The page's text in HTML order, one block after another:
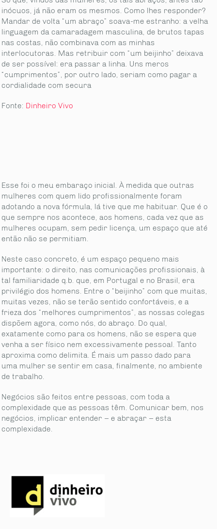
inócuos, já não eram os mesmos. Como lhes responder?
Mandar de volta “um abraço” soava-me estranho: a velha
linguagem da camaradagem masculina, de brutos tapas
nas costas, não combinava com as minhas
interlocutoras. Mas retribuir com “um beijinho” deixava
de ser possível: era passar a linha. Uns meros
“cumprimentos”, por outro lado, seriam como pagar a
cordialidade com secura
Fonte: Dinheiro Vivo
Esse foi o meu embaraço inicial. À medida que outras
mulheres com quem lido profissionalmente foram
adotando a nova fórmula, lá tive que me habituar. Que é o
que sempre nos acontece, aos homens, cada vez que as
mulheres ocupam, sem pedir licença, um espaço que até
então não se permitiam.
Neste caso concreto, é um espaço pequeno mais
importante: o direito, nas comunicações profissionais, à
tal familiaridade q.b. que, em Portugal e no Brasil, era
privilégio dos homens. Entre o “beijinho” com que muitas,
muitas vezes, não se terão sentido confortáveis, e a
frieza dos “melhores cumprimentos”, as nossas colegas
dispõem agora, como nós, do abraço. Do qual,
exatamente como para os homens, não se espera que
venha a ser físico nem excessivamente pessoal. Tanto
aproxima como delimita. É mais um passo dado para
uma mulher se sentir em casa, finalmente, no ambiente
de trabalho.
Negócios são feitos entre pessoas, com toda a
complexidade que as pessoas têm. Comunicar bem, nos
negócios, implicar entender – e abraçar – esta
complexidade.